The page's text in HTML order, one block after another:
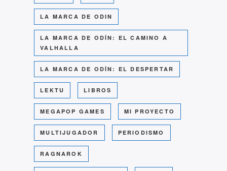
LA MARCA DE ODIN
LA MARCA DE ODÍN: EL CAMINO A
VALHALLA
LA MARCA DE ODÍN: EL DESPERTAR
LEKTU LIBROS
MEGAPOP GAMES MI PROYECTO
MULTIJUGADOR PERIODISMO
RAGNAROK